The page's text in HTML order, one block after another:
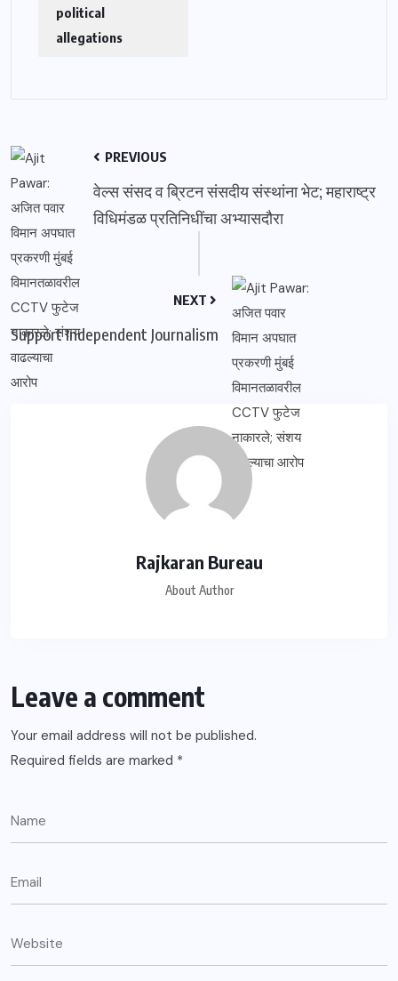
political
allegations
PREVIOUS
वेल्स संसद व ब्रिटन संसदीय संस्थांना भेट; महाराष्ट्र
विधिमंडळ प्रतिनिधींचा अभ्यासदौरा
NEXT
Support Independent Journalism
Rajkaran Bureau
About Author
Leave a comment
Your email address will not be published.
Required fields are marked *